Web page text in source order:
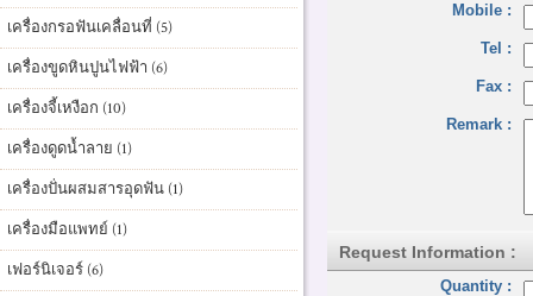
Mobile :
Tel :
Fax :
Remark :
Request Information :
Quantity :
เครื่องกรอฟันเคลื่อนที่ (5)
เครื่องขูดหินปูนไฟฟ้า (6)
เครื่องจี้เหงือก (10)
เครื่องดูดน้ำลาย (1)
เครื่องปั่นผสมสารอุดฟัน (1)
เครื่องมือแพทย์ (1)
เฟอร์นิเจอร์ (6)